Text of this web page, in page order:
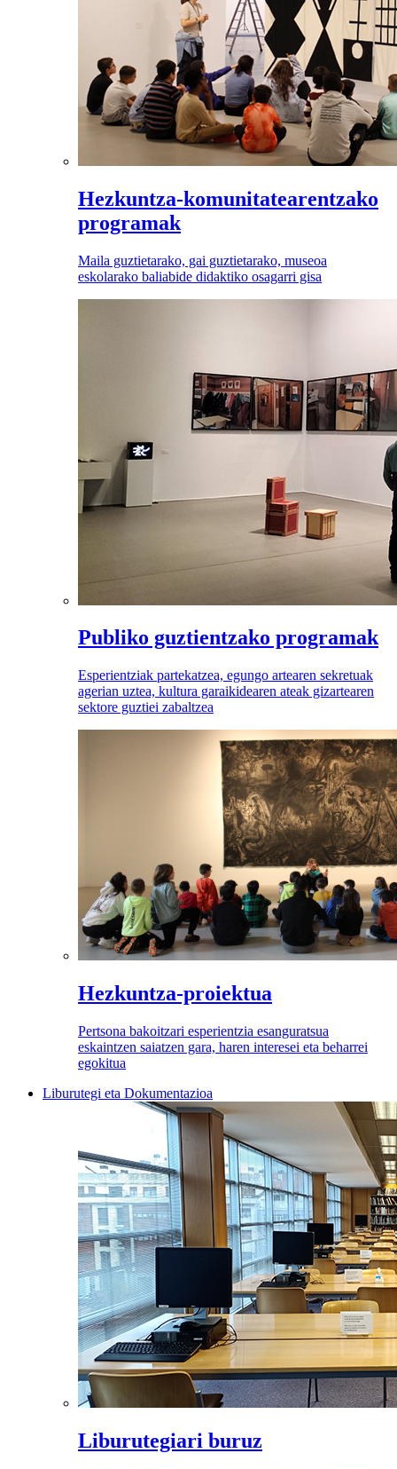
Hezkuntza-komunitatearentzako
programak
Maila guztietarako, gai guztietarako, museoa
eskolarako baliabide didaktiko osagarri gisa
Publiko guztientzako programak
Esperientziak partekatzea, egungo artearen sekretuak
agerian uztea, kultura garaikidearen ateak gizartearen
sektore guztiei zabaltzea
Hezkuntza-proiektua
Pertsona bakoitzari esperientzia esanguratsua
eskaintzen saiatzen gara, haren interesei eta beharrei
egokitua
Liburutegi eta Dokumentazioa
Liburutegiari buruz